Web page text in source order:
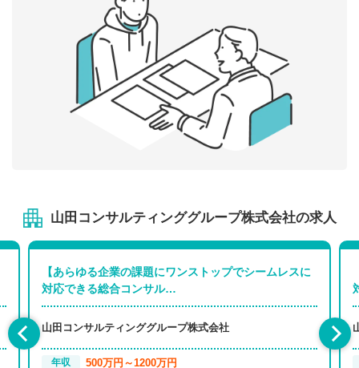
山田コンサルティンググループ株式会社の求人
【あらゆる企業の課題にワンストップでシームレスに
対応できる総合コンサル…
山田コンサルティンググループ株式会社
年収 500万円～1200万円